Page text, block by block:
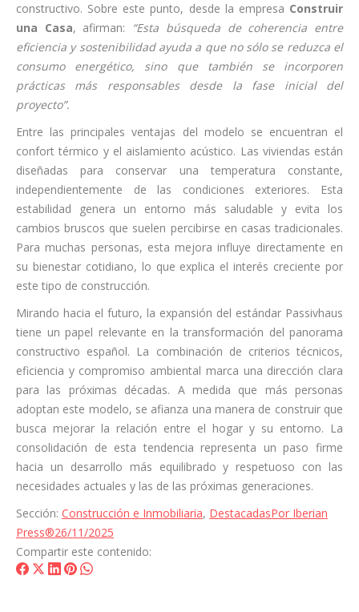
constructivo. Sobre este punto, desde la empresa Construir
una Casa, afirman: “Esta búsqueda de coherencia entre
eficiencia y sostenibilidad ayuda a que no sólo se reduzca el
consumo energético, sino que también se incorporen
prácticas más responsables desde la fase inicial del
proyecto”.
Entre las principales ventajas del modelo se encuentran el
confort térmico y el aislamiento acústico. Las viviendas están
diseñadas para conservar una temperatura constante,
independientemente de las condiciones exteriores. Esta
estabilidad genera un entorno más saludable y evita los
cambios bruscos que suelen percibirse en casas tradicionales.
Para muchas personas, esta mejora influye directamente en
su bienestar cotidiano, lo que explica el interés creciente por
este tipo de construcción.
Mirando hacia el futuro, la expansión del estándar Passivhaus
tiene un papel relevante en la transformación del panorama
constructivo español. La combinación de criterios técnicos,
eficiencia y compromiso ambiental marca una dirección clara
para las próximas décadas. A medida que más personas
adoptan este modelo, se afianza una manera de construir que
busca mejorar la relación entre el hogar y su entorno. La
consolidación de esta tendencia representa un paso firme
hacia un desarrollo más equilibrado y respetuoso con las
necesidades actuales y las de las próximas generaciones.
Sección: Construcción e Inmobiliaria, DestacadasPor Iberian
Press®26/11/2025
Compartir este contenido:
ShareShareShare
ShareShare